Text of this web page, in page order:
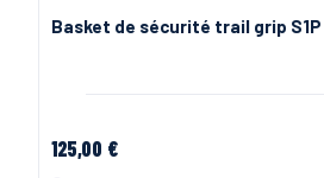
Basket de sécurité trail grip S1P
125,00 €